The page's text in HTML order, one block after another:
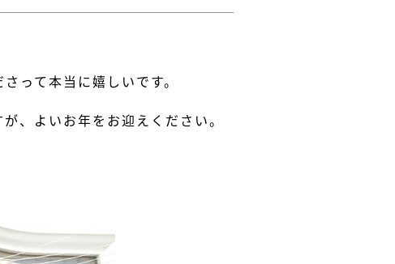
って本当に嬉しいです。
、よいお年をお迎えください。